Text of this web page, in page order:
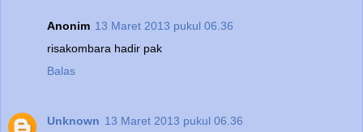
Anonim 13 Maret 2013 pukul 06.36
risakombara hadir pak
Balas
Unknown 13 Maret 2013 pukul 06.36